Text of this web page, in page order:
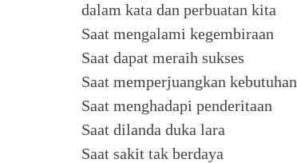
dalam kata dan perbuatan kita
Saat mengalami kegembiraan
Saat dapat meraih sukses
Saat memperjuangkan kebutuhan
Saat menghadapi penderitaan
Saat dilanda duka lara
Saat sakit tak berdaya